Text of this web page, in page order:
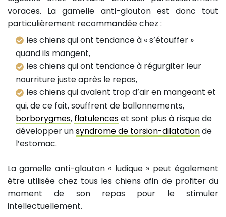
voraces. La gamelle anti-glouton est donc tout
particulièrement recommandée chez :
les chiens qui ont tendance à « s’étouffer »
quand ils mangent,
les chiens qui ont tendance à régurgiter leur
nourriture juste après le repas,
les chiens qui avalent trop d’air en mangeant et
qui, de ce fait, souffrent de ballonnements,
borborygmes, flatulenceset sont plus à risque de
développer unsyndrome de torsion-dilatationde
l’estomac.
La gamelle anti-glouton « ludique » peut également
être utilisée chez tous les chiens afin de profiter du
moment de son repas pour le stimuler
intellectuellement.